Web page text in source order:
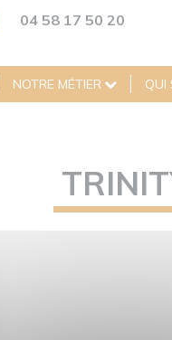
04 58 17 50 20
NOTRE MÉTIER QUI